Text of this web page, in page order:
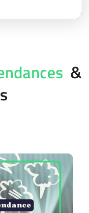
&